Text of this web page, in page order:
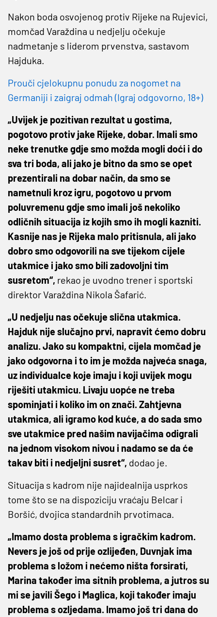
Nakon boda osvojenog protiv Rijeke na Rujevici,
momčad Varaždina u nedjelju očekuje
nadmetanje s liderom prvenstva, sastavom
Hajduka.
Prouči cjelokupnu ponudu za nogomet na
Germaniji i zaigraj odmah (Igraj odgovorno, 18+)
„Uvijek je pozitivan rezultat u gostima,
pogotovo protiv jake Rijeke, dobar. Imali smo
neke trenutke gdje smo možda mogli doći i do
sva tri boda, ali jako je bitno da smo se opet
prezentirali na dobar način, da smo se
nametnuli kroz igru, pogotovo u prvom
poluvremenu gdje smo imali još nekoliko
odličnih situacija iz kojih smo ih mogli kazniti.
Kasnije nas je Rijeka malo pritisnula, ali jako
dobro smo odgovorili na sve tijekom cijele
utakmice i jako smo bili zadovoljni tim
susretom“, rekao je uvodno trener i sportski
direktor Varaždina Nikola Šafarić.
„U nedjelju nas očekuje slična utakmica.
Hajduk nije slučajno prvi, napravit ćemo dobru
analizu. Jako su kompaktni, cijela momčad je
jako odgovorna i to im je možda najveća snaga,
uz individualce koje imaju i koji uvijek mogu
riješiti utakmicu. Livaju uopće ne treba
spominjati i koliko im on znači. Zahtjevna
utakmica, ali igramo kod kuće, a do sada smo
sve utakmice pred našim navijačima odigrali
na jednom visokom nivou i nadamo se da će
takav biti i nedjeljni susret“, dodao je.
Situacija s kadrom nije najidealnija usprkos
tome što se na dispoziciju vraćaju Belcar i
Boršić, dvojica standardnih prvotimaca.
„Imamo dosta problema s igračkim kadrom.
Nevers je još od prije ozlijeđen, Duvnjak ima
problema s ložom i nećemo ništa forsirati,
Marina također ima sitnih problema, a jutros su
mi se javili Šego i Maglica, koji također imaju
problema s ozljedama. Imamo još tri dana do